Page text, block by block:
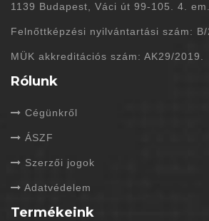
1139 Budapest, Váci út 99-105. 4. em.
Felnőttképzési nyilvántartási szám:
MÜK akkreditációs szám: AK29/2019.
Rólunk
Cégünkről
ÁSZF
Szerzői jogok
Adatvédelem
Termékeink